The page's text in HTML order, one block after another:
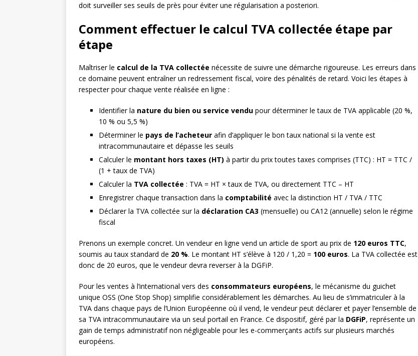
doit surveiller ses seuils de près pour éviter une régularisation a posteriori.
Comment effectuer le calcul TVA collectée étape par
étape
Maîtriser le calcul de la TVA collectée nécessite de suivre une démarche rigoureuse. Les erreurs dans
ce domaine peuvent entraîner un redressement fiscal, voire des pénalités de retard. Voici les étapes à
respecter pour chaque vente réalisée en ligne :
Identifier la nature du bien ou service vendu pour déterminer le taux de TVA applicable (20 %,
10 % ou 5,5 %)
Déterminer le pays de l’acheteur afin d’appliquer le bon taux national si la vente est
intracommunautaire et dépasse les seuils
Calculer le montant hors taxes (HT) à partir du prix toutes taxes comprises (TTC) : HT = TTC /
(1 + taux de TVA)
Calculer la TVA collectée : TVA = HT × taux de TVA, ou directement TTC – HT
Enregistrer chaque transaction dans la comptabilité avec la distinction HT / TVA / TTC
Déclarer la TVA collectée sur la déclaration CA3 (mensuelle) ou CA12 (annuelle) selon le régime
fiscal
Prenons un exemple concret. Un vendeur en ligne vend un article de sport au prix de 120 euros TTC,
soumis au taux standard de 20 %. Le montant HT s’élève à 120 / 1,20 = 100 euros. La TVA collectée est
donc de 20 euros, que le vendeur devra reverser à la DGFiP.
Pour les ventes à l’international vers des consommateurs européens, le mécanisme du guichet
unique OSS (One Stop Shop) simplifie considérablement les démarches. Au lieu de s’immatriculer à la
TVA dans chaque pays de l’Union Européenne où il vend, le vendeur peut déclarer et payer l’ensemble de
sa TVA intracommunautaire via un seul portail en France. Ce dispositif, géré par la DGFiP, représente un
gain de temps administratif non négligeable pour les e-commerçants actifs sur plusieurs marchés
européens.